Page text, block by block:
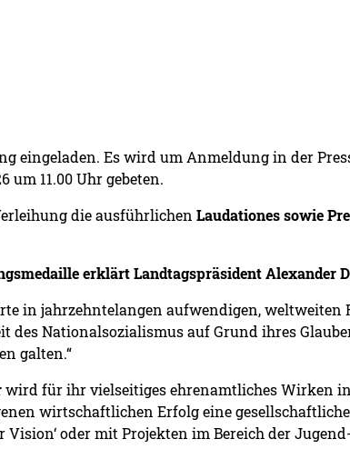
eingeladen. Es wird um Anmeldung in der
um 11.00 Uhr gebeten.
die ausführlichen Laudationes sowie
erklärt Landtagspräsident Alexander
in jahrzehntelangen aufwendigen, weltweiten
des Nationalsozialismus auf Grund ihres
galten.“
wird für ihr vielseitiges ehrenamtliches Wirken
wirtschaftlichen Erfolg eine
oder mit Projekten im Bereich der